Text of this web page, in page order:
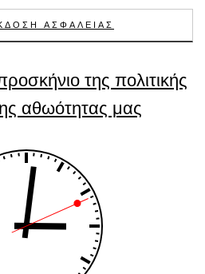
ΑΣΦΑΛΕΙΑΣ
της πολιτικής
αθωότητας μας